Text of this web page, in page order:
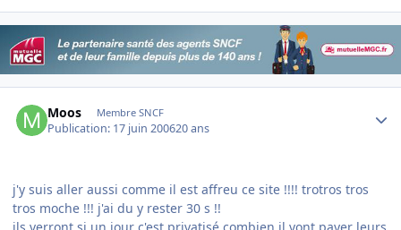
Moos Membre SNCF
Publication: 17 juin 200620 ans
j'y suis aller aussi comme il est affreu ce site !!!! trotros tros
tros moche !!! j'ai du y rester 30 s !!